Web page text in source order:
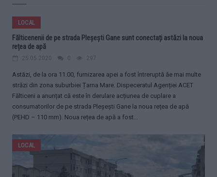
LOCAL
Fălticenenii de pe strada Pleșești Gane sunt conectați astăzi la noua
rețea de apă
25.05.2020 0 297
Astăzi, de la ora 11.00, furnizarea apei a fost întreruptă ăe mai multe
străzi din zona suburbiei Țarna Mare. Dispeceratul Agenției ACET
Fălticeni a anunțat că este în derulare acțiunea de cuplare a
consumatorilor de pe strada Pleșești Gane la noua rețea de apă
(PEHD – 110 mm). Noua rețea de apă a fost...
LOCAL